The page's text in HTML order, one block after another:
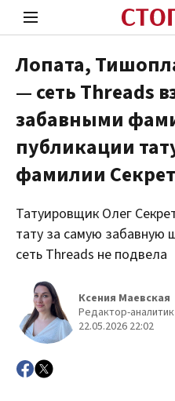
Стоп Политической
Политика
Лопата,
— сеть Threads
забавными
публикации
фамилии Секрет
Татуировщик Олег
тату за самую забавную
сеть Threads не подвела
Ксения Маевская
Редактор-аналитик
22.05.2026 22:02